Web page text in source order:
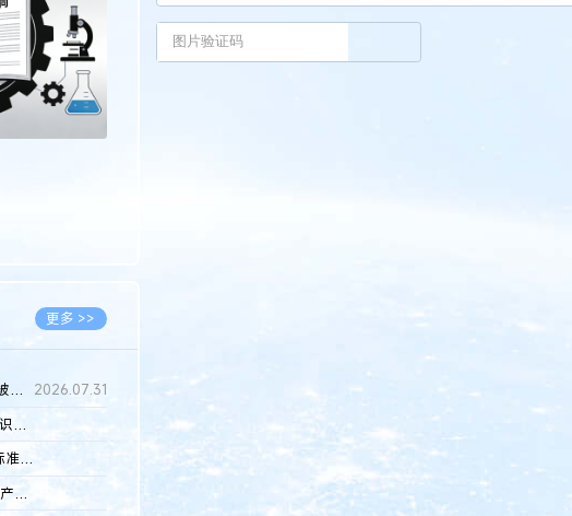
更多 >>
更多 >>
知识产权环球资讯 | 携程被市监总局罚51.79亿；瑞幸泰国商标案上...
2026.07.31
WIPO发布《2026世界知识产权报告》 含报告全文
全球5G标准必要专利及标准提案研究报告（2026年）全文发布
天津多部门合力推进知识产权保护工作